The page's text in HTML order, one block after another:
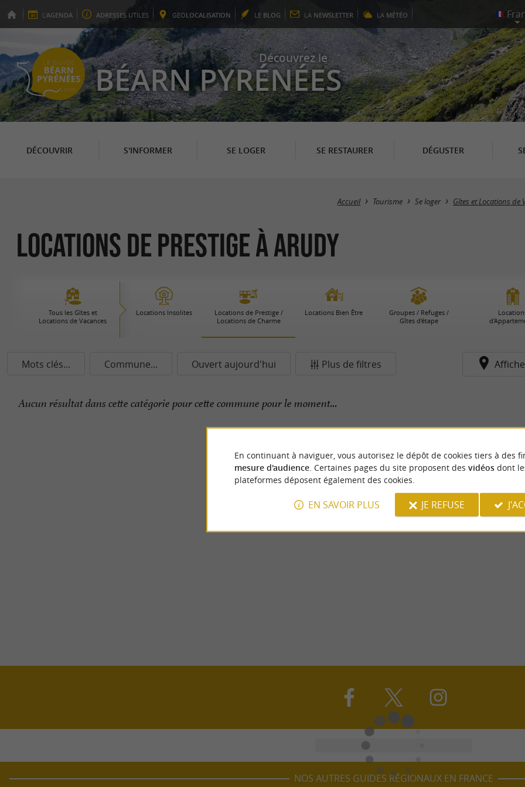
L'AGENDA ADRESSES UTILES GEOLOCALISATION LE BLOG LA NEWSLETTER LA MÉTÉO
Découvrez le
BÉARN PYRÉNÉES
DÉCOUVRIR S'INFORMER SE LOGER SE RESTAURER DÉGUSTER
Accueil Tourisme Se loger Gîtes et Locations de
Locations de Prestige à Arudy
Tous les Gîtes et
Locations de Vacances
Locations Insolites
Locations de Prestige /
Locations de Charme
Locations Bien Être
Groupes / Refuges /
Gîtes d’étape
Mots clés... Commune... Ouvert aujourd'hui Plus de filtres
Aucun résultat dans cette catégorie pour cette commune pour le moment...
NOS AUTRES GUIDES RÉGIONAUX EN FRANCE
En continuant à naviguer, vous autorisez le dépôt de cookies tiers à des
mesure d'audience. Certaines pages du site proposent des vidéosdont
plateformes déposent également des cookies.
EN SAVOIR PLUS JE REFUSE